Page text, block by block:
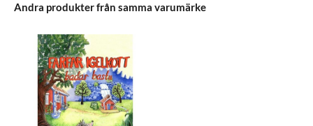
Andra produkter från samma varumärke